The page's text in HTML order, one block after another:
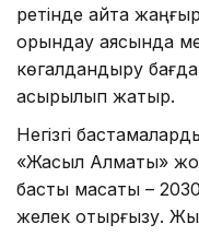
ретінде қайта
орындау аясында
көгалдандыру
асырылып жатыр.
Негізгі
«Жасыл Алматы»
басты мақсаты –
желек отырғызу.